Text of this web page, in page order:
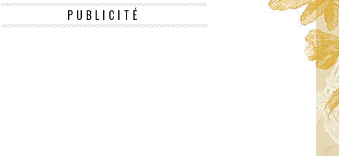
PUBLICITÉ